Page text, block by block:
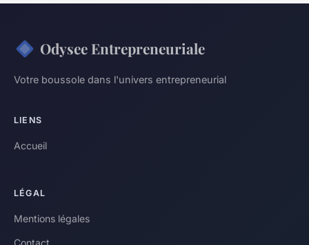
Odysee Entrepreneuriale
Votre boussole dans l'univers entrepreneurial
LIENS
Accueil
LÉGAL
Mentions légales